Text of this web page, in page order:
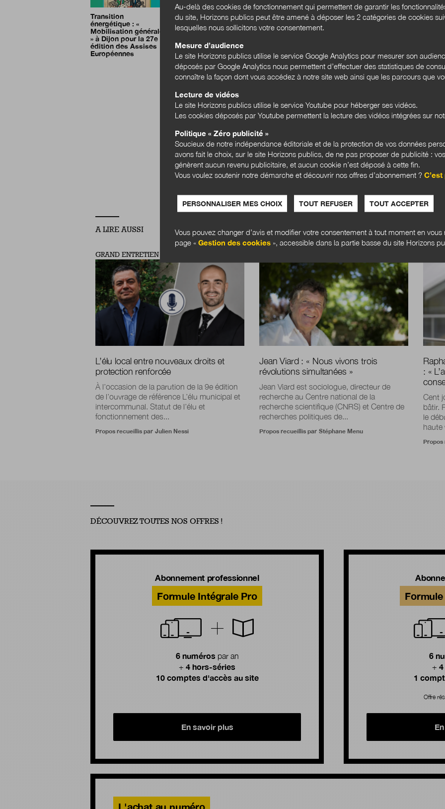
6 numérospar an
+4 hors-séries
+10 comptesd'accès au
6 numéros par an
S'abonner
ECONOMIE SOCIALE ET SOLIDAIRE MOUVEMENT COOPÉRATIF
TRANSFORMATION ÉCONOMIQUE
Transition
énergétique : «
Mobilisation générale
» à Dijon pour la 27e
édition des Assises
Européennes
A LIRE AUSSI
GRAND ENTRETIEN
L’élu local entre nouveaux droits et
protection renforcée
À l’occasion de la parution de la 9e édition
de l’ouvrage de référence L’élu municipal et
intercommunal. Statut de l’élu et
fonctionnement des...
Propos recueillis par Julien Nessi
Jean Viard : « Nous vivons trois
révolutions simultanées »
Jean Viard est sociologue, directeur de
recherche au Centre national de la
recherche scientifique (CNRS) et Centre de
recherches politiques de...
Propos recueillis par Stéphane Menu
: «
Cent
bâtir.
le
haute
DÉCOUVREZ TOUTES NOS OFFRES !
Abonnement professionnel
Formule Intégrale Pro
6 numéros par an
+ 4 hors-séries
10 comptes d'accès au site
En savoir plus
6
+
1
Offre
Au-delà des cookies de fonctionnement qui permettent de garantir les
du site, Horizons publics peut être amené à déposer les 2 catégories de cookies
lesquelles nous sollicitons votre consentement.
Mesure d’audience
Le site Horizons publics utilise le service Google Analytics pour mesurer son
déposés par Google Analytics nous permettent d’effectuer des statistiques de
connaître la façon dont vous accédez à notre site web ainsi que les parcours que
Lecture de vidéos
Le site Horizons publics utilise le service Youtube pour héberger ses vidéos.
Les cookies déposés par Youtube permettent la lecture des vidéos intégrées sur
Politique « Zéro publicité »
Soucieux de notre indépendance éditoriale et de la protection de vos données
avons fait le choix, sur le site Horizons publics, de ne pas proposer de publicité :
génèrent aucun revenu publicitaire, et aucun cookie n’est déposé à cette fin.
Vous voulez soutenir notre démarche et découvrir nos offres d’abonnement ?
PERSONNALISER MES CHOIX TOUT REFUSER TOUT ACCEPTER
Vous pouvez changer d’avis et modifier votre consentement à tout moment en vous
page « Gestion des cookies », accessible dans la partie basse du site Horizons